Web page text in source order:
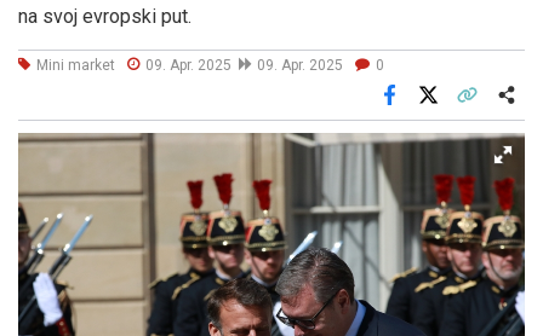
na svoj evropski put.
Mini market 09. Apr. 2025 09. Apr. 2025 0
Facebook